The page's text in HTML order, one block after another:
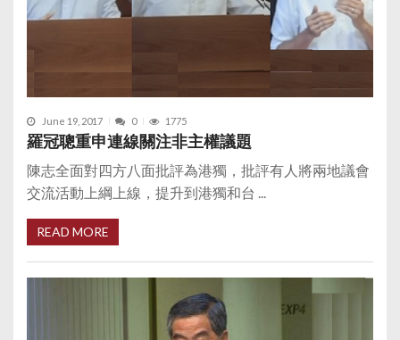
June 19, 2017 0 1775
羅冠聰重申連線關注非主權議題
陳志全面對四方八面批評為港獨，批評有人將兩地議會
交流活動上綱上線，提升到港獨和台 ...
READ MORE